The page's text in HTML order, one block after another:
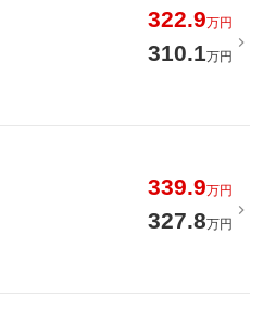
322.9万円
310.1万円
339.9万円
327.8万円